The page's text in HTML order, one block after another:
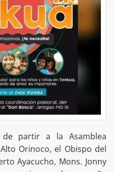
de partir a la Asamblea
Orinoco, el Obispo del
Ayacucho, Mons. Jonny